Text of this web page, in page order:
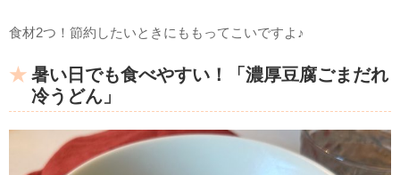
食材2つ！節約したいときにももってこいですよ♪
暑い日でも食べやすい！「濃厚豆腐ごまだれ
冷うどん」